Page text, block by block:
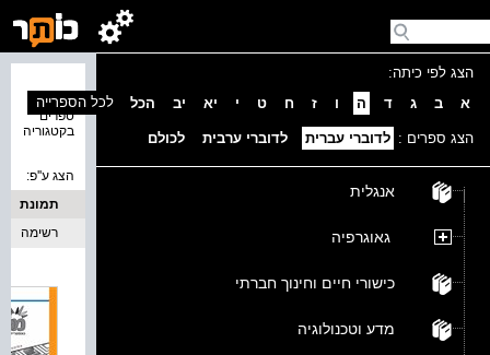
הצג לפי כיתה:
א
ב ג ד ה ו ז ח ט י יא יב הכל
הצג ספרים : לדוברי עברית לדוברי ערבית לכולם
אנגלית
גאוגרפיה
כישורי חיים וחינוך חברתי
מדע וטכנולוגיה
ספרים
בקטגוריה
לכל הספרייה
הצג ע''פ:
תמונת
כריכה
רשימה